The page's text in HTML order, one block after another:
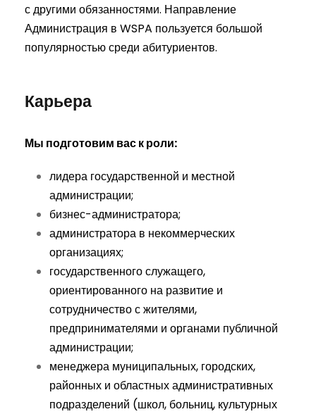
с другими обязанностями. Направление
Администрация в WSPA пользуется большой
популярностью среди абитуриентов.
Карьера
Мы подготовим вас к роли:
лидера государственной и местной
администрации;
бизнес-администратора;
администратора в некоммерческих
организациях;
государственного служащего,
ориентированного на развитие и
сотрудничество с жителями,
предпринимателями и органами публичной
администрации;
менеджера муниципальных, городских,
районных и областных административных
подразделений (школ, больниц, культурных